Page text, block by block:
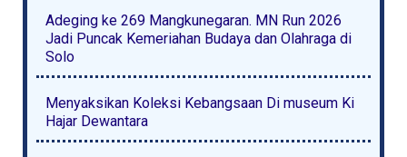
Adeging ke 269 Mangkunegaran. MN Run 2026
Jadi Puncak Kemeriahan Budaya dan Olahraga di
Solo
Menyaksikan Koleksi Kebangsaan Di museum Ki
Hajar Dewantara